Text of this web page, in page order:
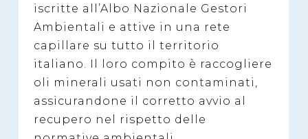
iscritte all’Albo Nazionale Gestori
Ambientali e attive in una rete
capillare su tutto il territorio
italiano. Il loro compito è raccogliere
oli minerali usati non contaminati,
assicurandone il corretto avvio al
recupero nel rispetto delle